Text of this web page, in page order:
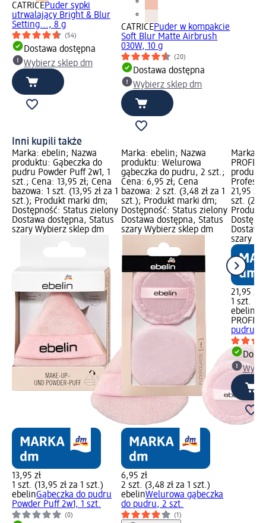
CATRICEPuder sypki
utrwalający Bright & Blur
Setting..., 8 g
(54)
Dostawa dostępna
Wybierz sklep dm
CATRICEPuder w kompakcie
Soft Blur Matte Airbrush
030W, 10 g
(20)
Dostawa dostępna
Wybierz sklep dm
Inni kupili także
Marka: ebelin; Nazwa
produktu: Gąbeczka do
pudru Powder Puff 2w1, 1
szt.; Cena: 13,95 zł; Cena
bazowa: 1 szt. (13,95 zł za 1
szt.); Produkt marki dm;
Dostępność: Status zielony
Dostawa dostępna, Status
szary Wybierz sklep dm
13,95 zł
1 szt. (13,95 zł za 1 szt.)
ebelinGąbeczka do pudru
Powder Puff 2w1, 1 szt.
(0)
Marka: ebelin; Nazwa
produktu: Welurowa
gąbeczka do pudru, 2 szt.;
Cena: 6,95 zł; Cena
bazowa: 2 szt. (3,48 zł za 1
szt.); Produkt marki dm;
Dostępność: Status zielony
Dostawa dostępna, Status
szary Wybierz sklep dm
6,95 zł
2 szt. (3,48 zł za 1 szt.)
ebelinWelurowa gąbeczka
do pudru, 2 szt.
(1)
Marka:
21,95
szt.
Produkt
szary
21,95 zł
1 szt.
ebelin
pudru